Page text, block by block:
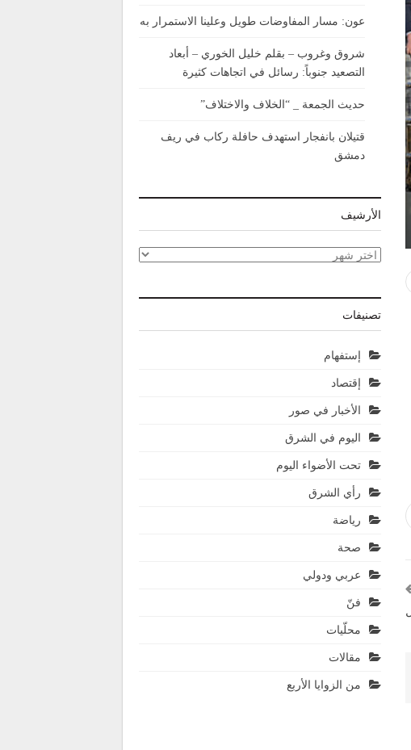
عون: مسار المفاوضات طويل وعلينا الاستمرار به
شروق وغروب – بقلم خليل الخوري – أبعاد
التصعيد جنوباً: رسائل في اتجاهات كثيرة
حديث الجمعة _ “الخلاف والاختلاف”
قتيلان بانفجار استهدف حافلة ركاب في ريف
دمشق
الأرشيف
الأرشيف
تصنيفات
إستفهام
إقتصاد
الأخبار في صور
اليوم في الشرق
تحت الأضواء اليوم
رأي الشرق
رياضة
صحة
عربي ودولي
فنّ
محلّيات
مقالات
من الزوايا الأربع